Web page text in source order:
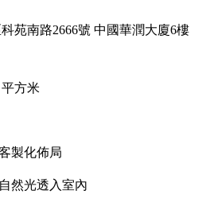
苑南路2666號 中國華潤大廈6樓
平方米
製化佈局
然光透入室內